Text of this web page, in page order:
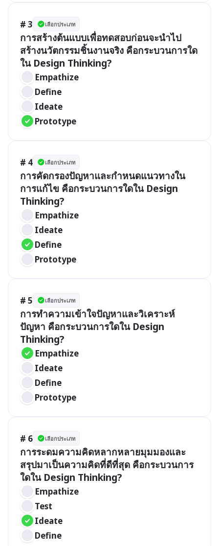
# 3 เลือกประเภท
การสร้างต้นแบบเพื่อทดสอบก่อนจะนำไป
สร้างนวัตกรรมชิ้นงานจริง คือกระบวนการใด
ใน Design Thinking?
Empathize
Define
Ideate
Prototype
# 4 เลือกประเภท
การคัดกรองปัญหาและกำหนดแนวทางใน
การแก้ไข คือกระบวนการใดใน Design
Thinking?
Empathize
Ideate
Define
Prototype
# 5 เลือกประเภท
การทำความเข้าใจปัญหาและวิเคราะห์
ปัญหา คือกระบวนการใดใน Design
Thinking?
Empathize
Ideate
Define
Prototype
# 6 เลือกประเภท
การระดมความคิดหลากหลายมุมมองและ
สรุปมาเป็นความคิดที่ดีที่สุด คือกระบวนการ
ใดใน Design Thinking?
Empathize
Test
Ideate
Define